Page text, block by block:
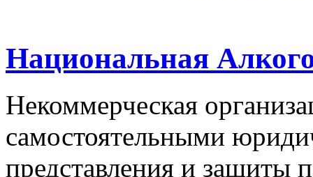
Национальная
Некоммерческая
самостоятельными
представления и защиты